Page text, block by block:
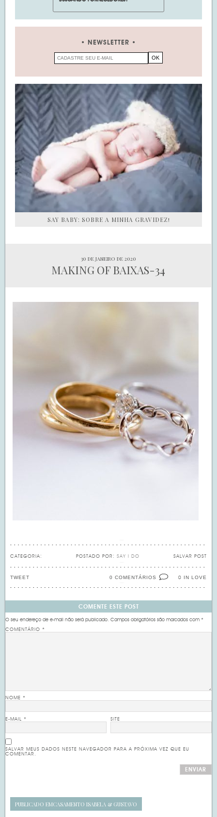
NEWSLETTER
SAY BABY: SOBRE A MINHA GRAVIDEZ!
30 de janeiro de 2020
MAKING OF BAIXAS-34
CATEGORIA: SALVAR POST
POSTADO POR: SAY I DO
0 IN LOVE
0 COMENTÁRIOS
TWEET
COMENTE ESTE POST
O seu endereço de e-mail não será publicado. Campos obrigatórios são marcados com*
COMENTÁRIO*
NOME*
E-MAIL* SITE
SALVAR MEUS DADOS NESTE NAVEGADOR PARA A PRÓXIMA VEZ QUE EU
COMENTAR.
PUBLICADO EMCASAMENTO ISABELA & GUSTAVO